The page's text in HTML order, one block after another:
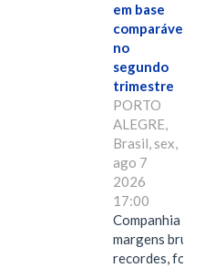
em base
comparável,
no
segundo
trimestre
PORTO
ALEGRE,
Brasil, sex,
ago 7
2026
17:00
Companhia
margens brutas
recordes,